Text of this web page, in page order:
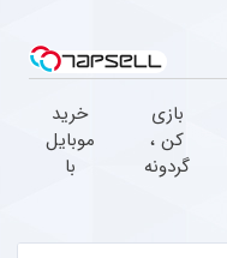
بازی
کن ،
گردونه
دلار
خرید
موبایل
با
در ۴